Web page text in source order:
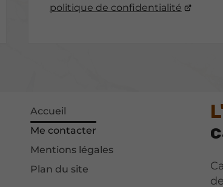
politique de confidentialité
Accueil
Me contacter
Mentions légales
Plan du site